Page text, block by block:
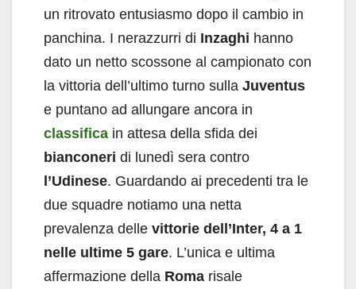
un ritrovato entusiasmo dopo il cambio in
panchina. I nerazzurri di Inzaghi hanno
dato un netto scossone al campionato con
la vittoria dell’ultimo turno sulla Juventus
e puntano ad allungare ancora in
classifica in attesa della sfida dei
bianconeri di lunedì sera contro
l’Udinese. Guardando ai precedenti tra le
due squadre notiamo una netta
prevalenza delle vittorie dell’Inter, 4 a 1
nelle ultime 5 gare. L’unica e ultima
affermazione della Roma risale